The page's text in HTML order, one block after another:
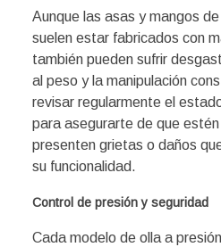
Aunque las asas y mangos
suelen estar fabricados con
también pueden sufrir
al peso y la manipulación
revisar regularmente el
para asegurarte de que
presenten grietas o daños
su funcionalidad.
Control de presión y seguridad
Cada modelo de olla a